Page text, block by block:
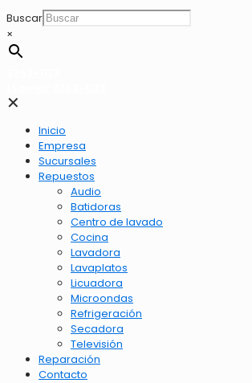
Buscar
×
✕
Inicio
Empresa
Sucursales
Repuestos
Audio
Batidoras
Centro de lavado
Cocina
Lavadora
Lavaplatos
Licuadora
Microondas
Refrigeración
Secadora
Televisión
Reparación
Contacto